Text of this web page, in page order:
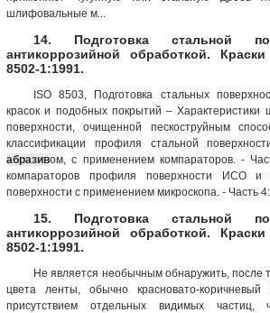
шлифовальные м...
14. Подготовка стальной
антикоррозийной обработкой.
8502-1:1991.
ISO 8503, Подготовка стальных
красок и подобных покрытий – Характеристики
поверхности, очищенной пескоструйным
классификации профиля стальной
абразивом, с применением компараторов. -
компараторов профиля поверхности ИСО и
поверхности с применением микроскопа. - Часть
15. Подготовка стальной
антикоррозийной обработкой.
8502-1:1991.
Не является необычным обнаружить, после
цвета ленты, обычно красновато-
присутствием отдельных видимых